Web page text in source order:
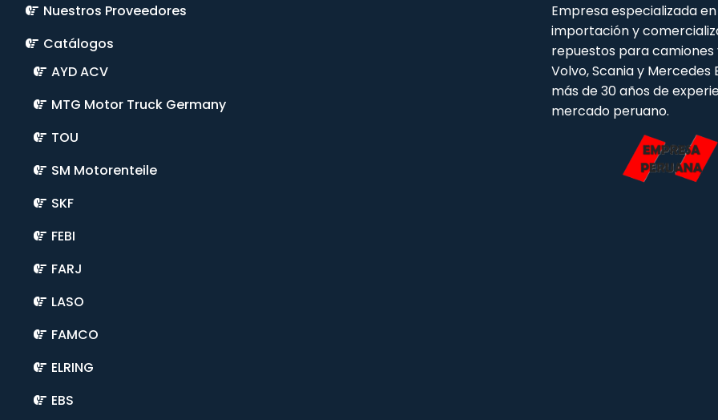
Nuestros Proveedores
Catálogos
AYD ACV
MTG Motor Truck Germany
TOU
SM Motorenteile
SKF
FEBI
FARJ
LASO
FAMCO
ELRING
EBS
Empresa especializada
importación y
repuestos para camiones
Volvo, Scania y Mercedes
más de 30 años de
mercado peruano.